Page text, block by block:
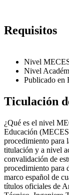
Requisitos
Nivel
Nivel
Publicado en
Ticulación
¿Qué es el nivel
Educación
procedimiento para
titulación y a nivel
convalidación de
procedimiento para
marco español de
títulos oficiales de